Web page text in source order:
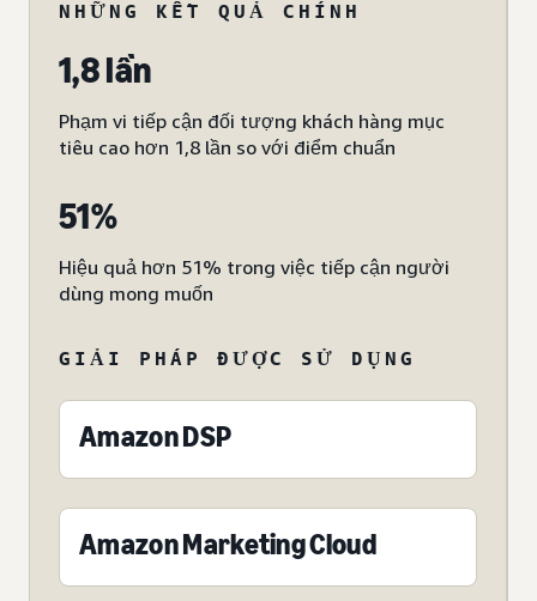
NHỮNG KẾT QUẢ CHÍNH
1,8 lần
Phạm vi tiếp cận đối tượng khách hàng mục
tiêu cao hơn 1,8 lần so với điểm chuẩn
51%
Hiệu quả hơn 51% trong việc tiếp cận người
dùng mong muốn
GIẢI PHÁP ĐƯỢC SỬ DỤNG
Amazon DSP
Amazon Marketing Cloud